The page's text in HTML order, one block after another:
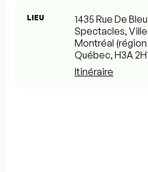
LIEU
1435 Rue De
Spectacles,
Montréal
Québec, H3A
Itinéraire